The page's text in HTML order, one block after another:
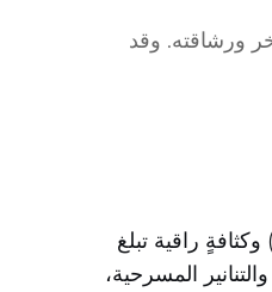
الفاخر ورشاقته. وقد
وقد صُمم خصيصًا للمشاريع الكبيرة، ويتميّز هذا النسيج بعرضٍ مذهل يبلغ ٢٨٠ سم (١١٠ بوصة) وكثافةٍ راقية تبلغ
المسرحية،